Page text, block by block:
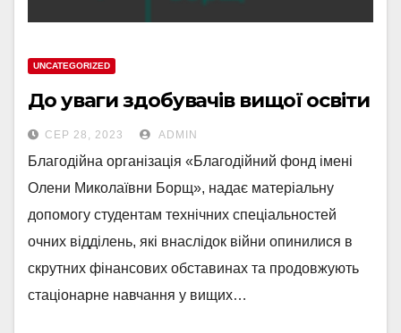
UNCATEGORIZED
До уваги здобувачів вищої освіти
СЕР 28, 2023 ADMIN
Благодійна організація «Благодійний фонд імені
Олени Миколаївни Борщ», надає матеріальну
допомогу студентам технічних спеціальностей
очних відділень, які внаслідок війни опинилися в
скрутних фінансових обставинах та продовжують
стаціонарне навчання у вищих…